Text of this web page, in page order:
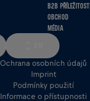
B2B PŘÍLEŽITOSTI
OBCHOD
MÉDIA
Ochrana osobních údajů
Imprint
Podmínky použití
Informace o přístupnosti